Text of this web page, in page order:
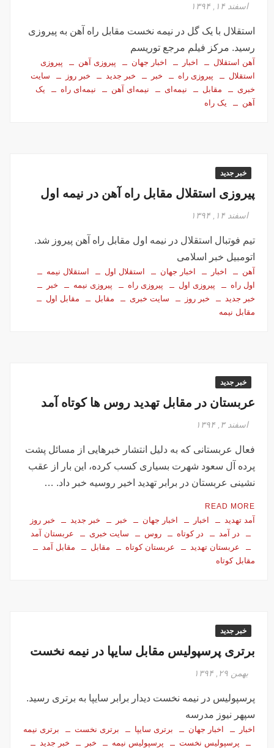
اسفند ۱۴, ۱۳۹۴
استقلال با یک گل در نیمه نخست مقابل راه آهن به پیروزی
رسید. مرکز فیلم مرجع توریسم
آهن استقلال اخبار اخبار جهان پیروزی آهن
پیروزی
استقلال
پیروزی راه خبر خبر جدید خبر روز
سایت
خبری
مقابل نیمه‌ای نیمه‌ای آهن نیمه‌ای راه
یک
آهن
یک راه
خبر جدید
پیروزی استقلال مقابل راه آهن در نیمه اول
اسفند ۱۴, ۱۳۹۴
تیم فوتبال استقلال در نیمه اول مقابل راه آهن پیروز شد.
اتومبیل خبر اسلامی
آهن اخبار اخبار جهان استقلال اول
استقلال نیمه
اول راه
پیروزی اول پیروزی راه پیروزی نیمه
خبر
خبر جدید
خبر روز سایت خبری مقابل
مقابل اول
مقابل نیمه
خبر جدید
عربستان در مقابل تهدید روس ها کوتاه آمد
اسفند ۳, ۱۳۹۴
فعال عربستانی که به دلیل انتشار خبرهایی از مسائل پشت
پرده آل سعود شهرت بسیاری کسب کرده، این بار از عقب
نشینی عربستان در برابر تهدید اخیر روسیه خبر داد. …
READ MORE
آمد تهدید اخبار اخبار جهان خبر خبر جدید
خبر روز
در آمد
در کوتاه روس سایت خبری
عربستان آمد
عربستان تهدید
عربستان کوتاه مقابل
مقابل آمد
مقابل کوتاه
خبر جدید
برتری پرسپولیس مقابل سایپا در نیمه نخست
بهمن ۲۹, ۱۳۹۴
پرسپولیس در نیمه نخست دیدار برابر سایپا به برتری رسید.
سپهر نیوز مدرسه
اخبار اخبار جهان برتری سایپا برتری نخست
برتری نیمه
پرسپولیس نخست
پرسپولیس نیمه خبر
خبر جدید